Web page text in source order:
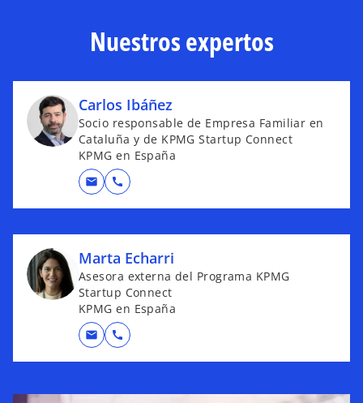
Nuestros expertos
Carlos Ibáñez
Socio responsable de Empresa Familiar en
Cataluña y de KPMG Startup Connect
KPMG en España
mail call
Marta Echarri
Asesora externa del Programa KPMG
Startup Connect
KPMG en España
mail call